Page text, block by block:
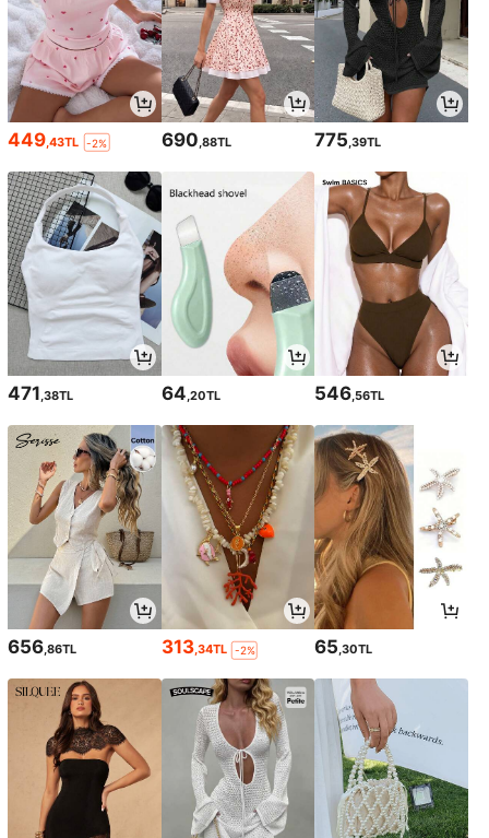
449 ,43TL -2% 690 ,88TL 775 ,39TL
471,38TL 64,20TL 546,56TL
656,86TL 313,34TL -2% 65,30TL